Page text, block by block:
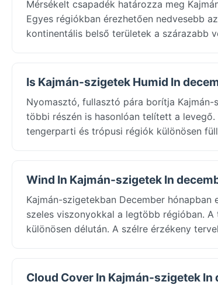
Mérsékelt csapadék határozza meg
Egyes régiókban érezhetően nedvesebb
kontinentális belső területek a szárazabb
Is Kajmán-szigetek Humid In
Nyomasztó, fullasztó pára borítja
többi részén is hasonlóan telített a
tengerparti és trópusi régiók különösen
Wind In Kajmán-szigetek In
Kajmán-szigetekban December
szeles viszonyokkal a legtöbb régióban.
különösen délután. A szélre érzékeny
Cloud Cover In Kajmán-szigetek In